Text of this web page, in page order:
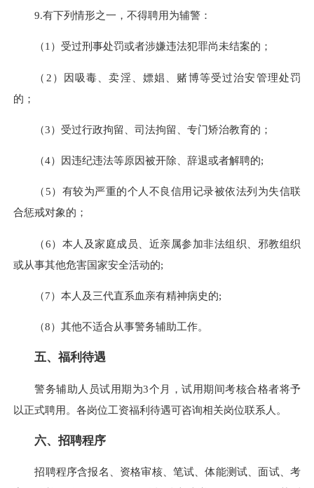
9.有下列情形之一，不得聘用为辅警：
（1）受过刑事处罚或者涉嫌违法犯罪尚未结案的；
（2）因吸毒、卖淫、嫖娼、赌博等受过治安管理处罚
的；
（3）受过行政拘留、司法拘留、专门矫治教育的；
（4）因违纪违法等原因被开除、辞退或者解聘的;
（5）有较为严重的个人不良信用记录被依法列为失信联
合惩戒对象的；
（6）本人及家庭成员、近亲属参加非法组织、邪教组织
或从事其他危害国家安全活动的;
（7）本人及三代直系血亲有精神病史的;
（8）其他不适合从事警务辅助工作。
五、福利待遇
警务辅助人员试用期为3个月，试用期间考核合格者将予
以正式聘用。各岗位工资福利待遇可咨询相关岗位联系人。
六、招聘程序
招聘程序含报名、资格审核、笔试、体能测试、面试、考